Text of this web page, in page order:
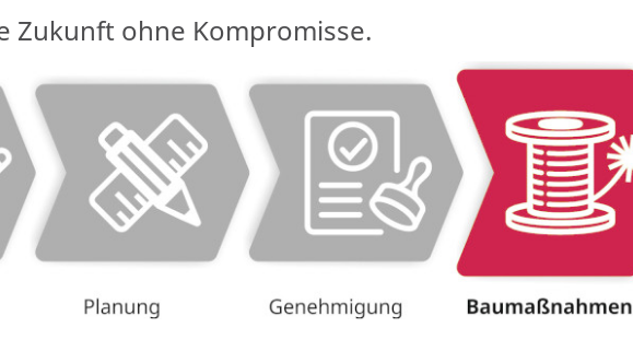
Zukunft ohne Kompromisse.